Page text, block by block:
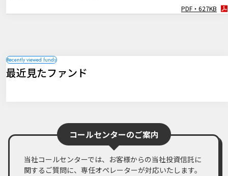
PDF・627KB
最近見たファンド
コールセンターのご案内
当社コールセンターでは、お客様からの当社投資信託に
関するご質問に、専任オペレーターが対応いたします。